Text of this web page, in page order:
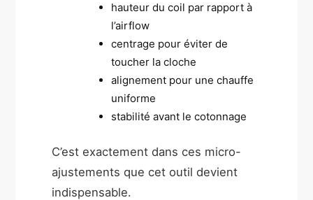
hauteur du coil par rapport à
l’airflow
centrage pour éviter de
toucher la cloche
alignement pour une chauffe
uniforme
stabilité avant le cotonnage
C’est exactement dans ces micro-
ajustements que cet outil devient
indispensable.